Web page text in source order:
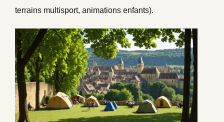
terrains multisport, animations enfants).